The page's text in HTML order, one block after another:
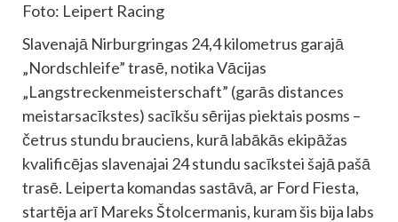
Foto: Leipert Racing
Slavenajā Nirburgringas 24,4 kilometrus garajā
„Nordschleife” trasē, notika Vācijas
„Langstreckenmeisterschaft” (garās distances
meistarsacīkstes) sacīkšu sērijas piektais posms –
četrus stundu brauciens, kurā labākās ekipāžas
kvalificējas slavenajai 24 stundu sacīkstei šajā pašā
trasē. Leiperta komandas sastāvā, ar Ford Fiesta,
startēja arī Mareks Štolcermanis, kuram šis bija labs